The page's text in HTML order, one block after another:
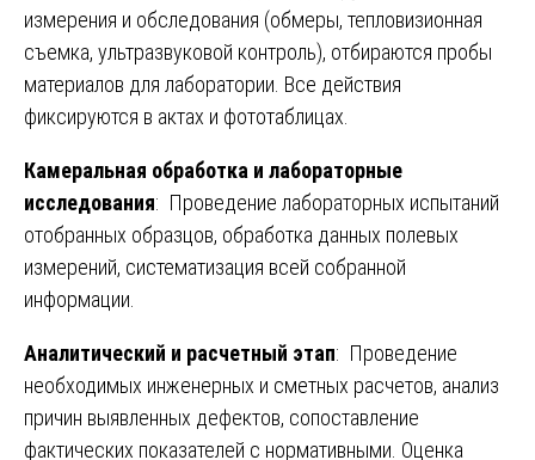
измерения и обследования (обмеры, тепловизионная
съемка, ультразвуковой контроль), отбираются пробы
материалов для лаборатории. Все действия
фиксируются в актах и фототаблицах.
Камеральная обработка и лабораторные
исследования: Проведение лабораторных испытаний
отобранных образцов, обработка данных полевых
измерений, систематизация всей собранной
информации.
Аналитический и расчетный этап: Проведение
необходимых инженерных и сметных расчетов, анализ
причин выявленных дефектов, сопоставление
фактических показателей с нормативными. Оценка